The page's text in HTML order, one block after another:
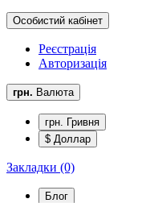
Особистий кабінет
Реєстрація
Авторизація
грн. Валюта
грн. Гривня
$ Доллар
Закладки (0)
Блог